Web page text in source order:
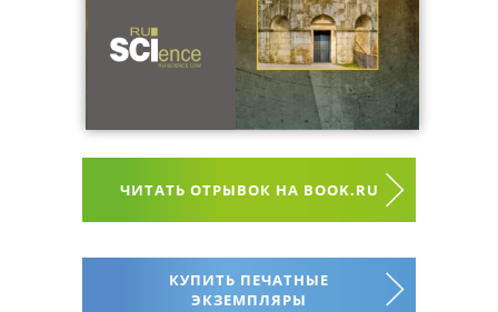
ЧИТАТЬ ОТРЫВОК НА BOOK.RU
КУПИТЬ ПЕЧАТНЫЕ
ЭКЗЕМПЛЯРЫ